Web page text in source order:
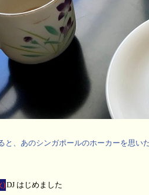
と、あのシンガポールのホーカーを思い
)DJ はじめました